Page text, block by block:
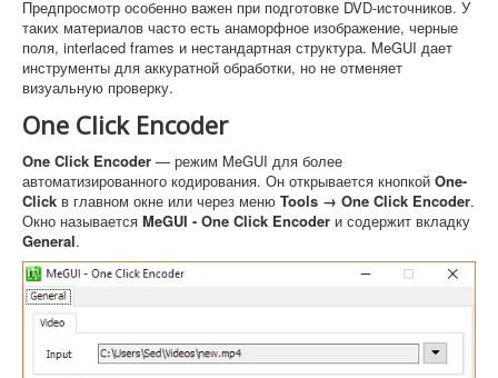
Предпросмотр особенно важен при подготовке DVD-источников. У
таких материалов часто есть анаморфное изображение, черные
поля, interlaced frames и нестандартная структура. MeGUI дает
инструменты для аккуратной обработки, но не отменяет
визуальную проверку.
One Click Encoder
One Click Encoder — режим MeGUI для более
автоматизированного кодирования. Он открывается кнопкой One-
Click в главном окне или через меню Tools → One Click Encoder.
Окно называется MeGUI - One Click Encoder и содержит вкладку
General.